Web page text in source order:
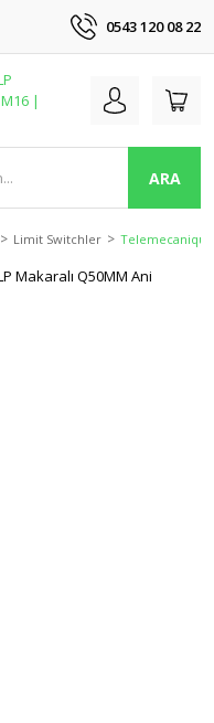
0543 120 08 22
ARA
Limit Switchler Telemecanique